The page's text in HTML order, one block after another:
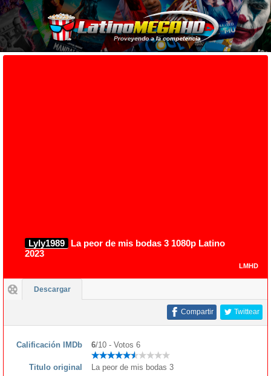
Lyly1989
La peor de mis bodas 3 1080p Latino
2023
LMHD
Descargar
Twittear
Compartir
Calificación IMDb 6/10 - Votos 6
Titulo original
La peor de mis bodas 3